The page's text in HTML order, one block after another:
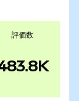
評価数